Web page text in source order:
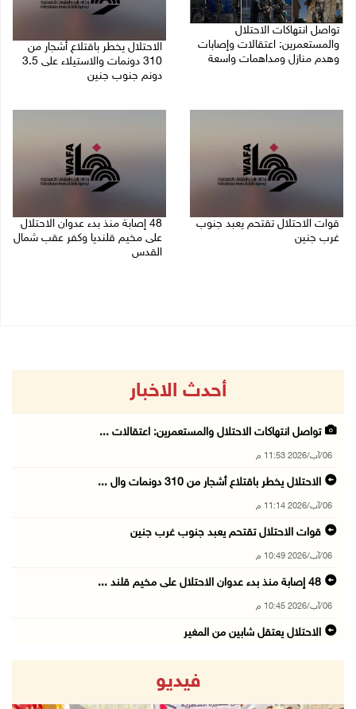
تواصل انتهاكات الاحتلال
والمستعمرين: اعتقالات وإصابات
وهدم منازل ومداهمات واسعة
الاحتلال يخطر باقتلاع أشجار من
310 دونمات والاستيلاء على 3.5
دونم جنوب جنين
قوات الاحتلال تقتحم يعبد جنوب
غرب جنين
48 إصابة منذ بدء عدوان الاحتلال
على مخيم قلنديا وكفر عقب شمال
القدس
أحدث الاخبار
تواصل انتهاكات الاحتلال والمستعمرين: اعتقالات ...
06/آب/2026 11:53 م
الاحتلال يخطر باقتلاع أشجار من 310 دونمات وال ...
06/آب/2026 11:14 م
قوات الاحتلال تقتحم يعبد جنوب غرب جنين
06/آب/2026 10:49 م
48 إصابة منذ بدء عدوان الاحتلال على مخيم قلند ...
06/آب/2026 10:45 م
الاحتلال يعتقل شابين من المغير
وزير الداخلية يبحث مع مكافحة المخدرات الدولي ...
فيديو